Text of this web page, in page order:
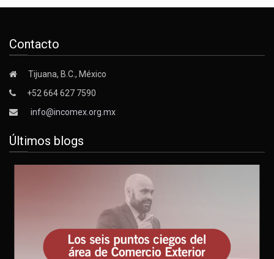
Contacto
Tijuana, B.C., México
+52 664 627 7590
info@incomex.org.mx
Últimos blogs